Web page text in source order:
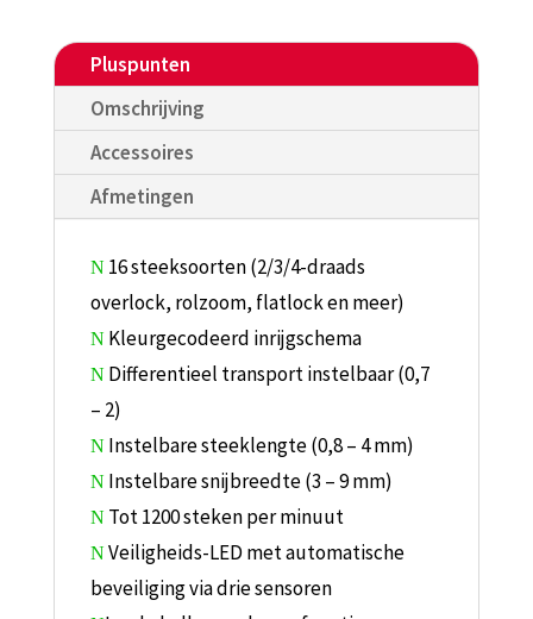
Pluspunten
Omschrijving
Accessoires
Afmetingen
N 16 steeksoorten (2/3/4-draads
overlock, rolzoom, flatlock en meer)
N Kleurgecodeerd inrijgschema
N Differentieel transport instelbaar (0,7
– 2)
N Instelbare steeklengte (0,8 – 4 mm)
N Instelbare snijbreedte (3 – 9 mm)
N Tot 1200 steken per minuut
N Veiligheids-LED met automatische
beveiliging via drie sensoren